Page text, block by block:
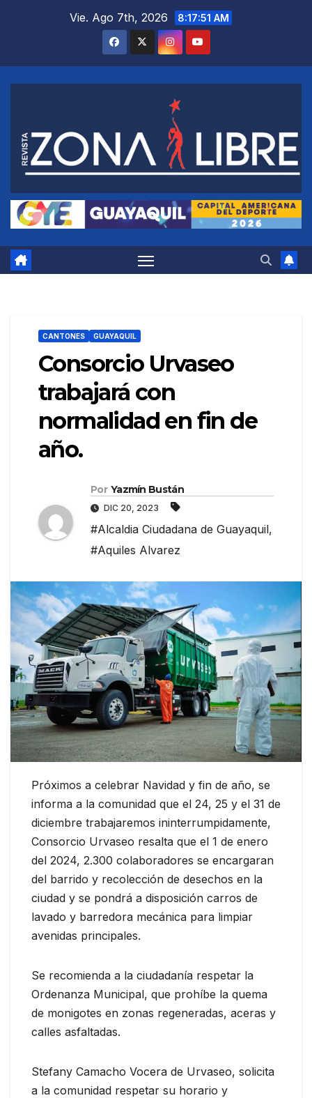
Vie. Ago 7th, 2026 8:17:52 AM
CANTONES GUAYAQUIL
Consorcio Urvaseo
trabajará con
normalidad en fin de
año.
Por Yazmín Bustán
DIC 20, 2023
#Alcaldia Ciudadana de Guayaquil,
#Aquiles Alvarez
Próximos a celebrar Navidad y fin de año, se
informa a la comunidad que el 24, 25 y el 31 de
diciembre trabajaremos ininterrumpidamente,
Consorcio Urvaseo resalta que el 1 de enero
del 2024, 2.300 colaboradores se encargaran
del barrido y recolección de desechos en la
ciudad y se pondrá a disposición carros de
lavado y barredora mecánica para limpiar
avenidas principales.
Se recomienda a la ciudadanía respetar la
Ordenanza Municipal, que prohíbe la quema
de monigotes en zonas regeneradas, aceras y
calles asfaltadas.
Stefany Camacho Vocera de Urvaseo, solicita
a la comunidad respetar su horario y